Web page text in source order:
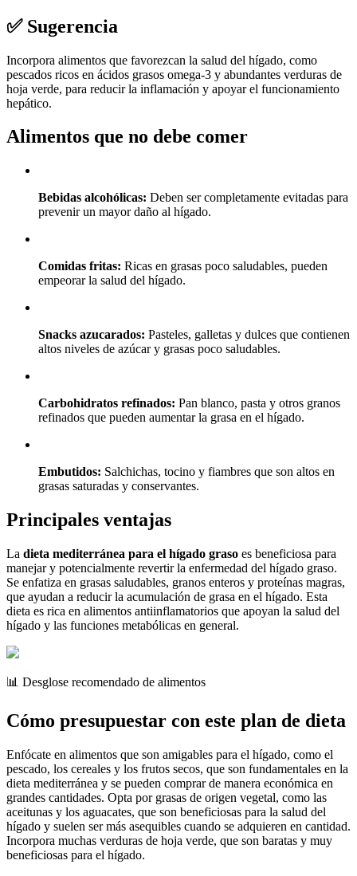
✅ Sugerencia
Incorpora alimentos que favorezcan la salud del hígado, como
pescados ricos en ácidos grasos omega-3 y abundantes verduras de
hoja verde, para reducir la inflamación y apoyar el funcionamiento
hepático.
Alimentos que no debe comer
Bebidas alcohólicas: Deben ser completamente evitadas para
prevenir un mayor daño al hígado.
Comidas fritas: Ricas en grasas poco saludables, pueden
empeorar la salud del hígado.
Snacks azucarados: Pasteles, galletas y dulces que contienen
altos niveles de azúcar y grasas poco saludables.
Carbohidratos refinados: Pan blanco, pasta y otros granos
refinados que pueden aumentar la grasa en el hígado.
Embutidos: Salchichas, tocino y fiambres que son altos en
grasas saturadas y conservantes.
Principales ventajas
La dieta mediterránea para el hígado graso es beneficiosa para
manejar y potencialmente revertir la enfermedad del hígado graso.
Se enfatiza en grasas saludables, granos enteros y proteínas magras,
que ayudan a reducir la acumulación de grasa en el hígado. Esta
dieta es rica en alimentos antiinflamatorios que apoyan la salud del
hígado y las funciones metabólicas en general.
📊 Desglose recomendado de alimentos
Cómo presupuestar con este plan de dieta
Enfócate en alimentos que son amigables para el hígado, como el
pescado, los cereales y los frutos secos, que son fundamentales en la
dieta mediterránea y se pueden comprar de manera económica en
grandes cantidades. Opta por grasas de origen vegetal, como las
aceitunas y los aguacates, que son beneficiosas para la salud del
hígado y suelen ser más asequibles cuando se adquieren en cantidad.
Incorpora muchas verduras de hoja verde, que son baratas y muy
beneficiosas para el hígado.